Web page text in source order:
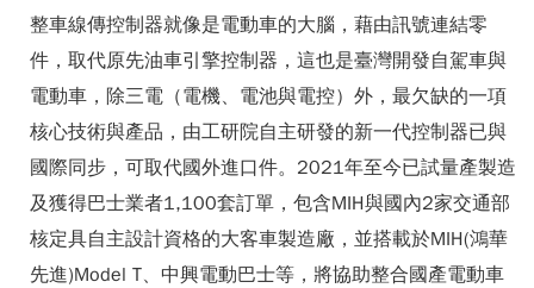
整車線傳控制器就像是電動車的大腦，藉由訊號連結零
件，取代原先油車引擎控制器，這也是臺灣開發自駕車與
電動車，除三電（電機、電池與電控）外，最欠缺的一項
核心技術與產品，由工研院自主研發的新一代控制器已與
國際同步，可取代國外進口件。2021年至今已試量產製造
及獲得巴士業者1,100套訂單，包含MIH與國內2家交通部
核定具自主設計資格的大客車製造廠，並搭載於MIH(鴻華
先進)Model T、中興電動巴士等，將協助整合國產電動車